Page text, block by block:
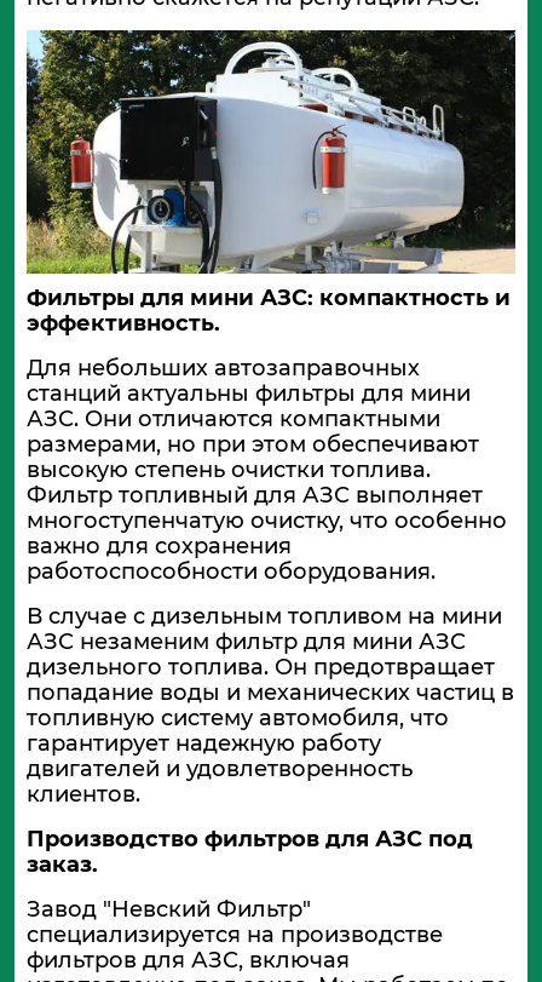
Фильтры для мини АЗС: компактность и
эффективность.
Для небольших автозаправочных
станций актуальны фильтры для мини
АЗС. Они отличаются компактными
размерами, но при этом обеспечивают
высокую степень очистки топлива.
Фильтр топливный для АЗС выполняет
многоступенчатую очистку, что особенно
важно для сохранения
работоспособности оборудования.
В случае с дизельным топливом на мини
АЗС незаменим фильтр для мини АЗС
дизельного топлива. Он предотвращает
попадание воды и механических частиц в
топливную систему автомобиля, что
гарантирует надежную работу
двигателей и удовлетворенность
клиентов.
Производство фильтров для АЗС под
заказ.
Завод "Невский Фильтр"
специализируется на производстве
фильтров для АЗС, включая